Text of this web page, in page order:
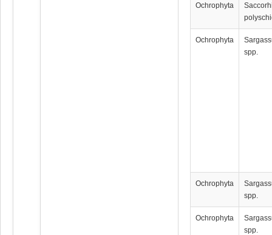
Ochrophyta
Ochrophyta
spp.
Ochrophyta
spp.
Ochrophyta
spp.